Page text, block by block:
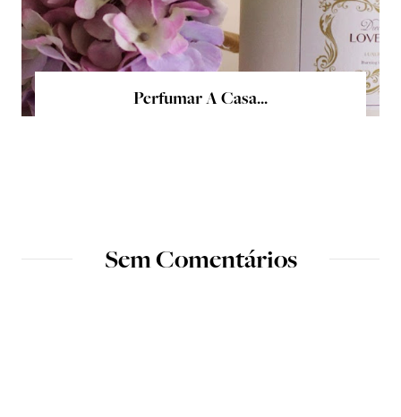
Perfumar A Casa...
Sem Comentários